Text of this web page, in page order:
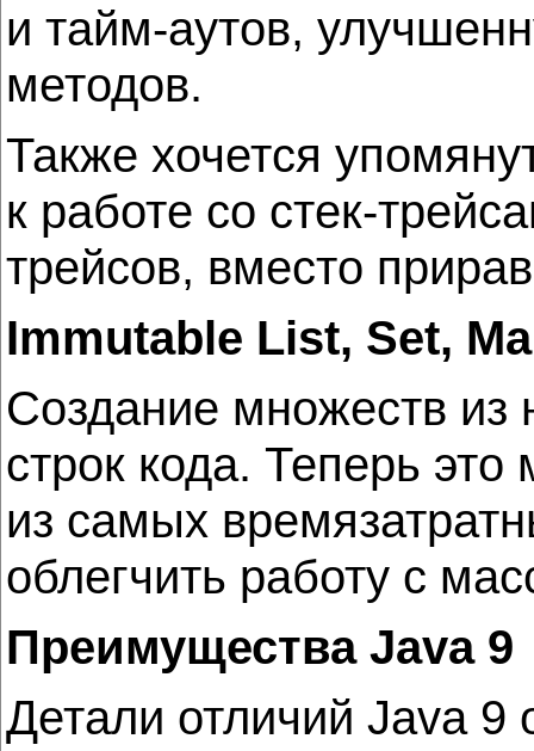
и тайм-аутов,
методов.
Также хочется
к работе со стек-
трейсов, вместо
Immutable List, Set,
Создание множеств из
строк кода. Теперь
из самых
облегчить работу с
Преимущества Java 9
Детали отличий Java 9